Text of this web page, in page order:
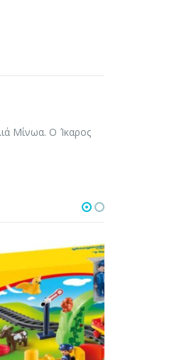
Μίνωα. Ο Ίκαρος